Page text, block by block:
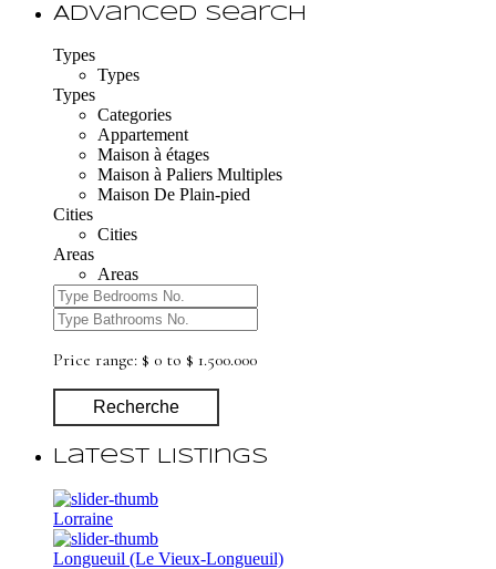
Advanced Search
Types
Types
Types
Categories
Appartement
Maison à étages
Maison à Paliers Multiples
Maison De Plain-pied
Cities
Cities
Areas
Areas
Price range: $ 0 to $ 1.500.000
Recherche
Latest Listings
Lorraine
Longueuil (Le Vieux-Longueuil)